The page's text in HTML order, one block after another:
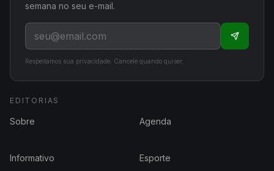
semana no seu e-mail.
Respeitamos sua privacidade. Cancele quando quiser.
EDITORIAS
Sobre Agenda
Informativo Esporte